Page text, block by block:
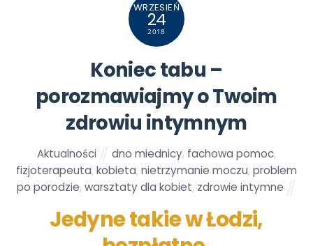
WRZESIEŃ
24
2018
Koniec tabu –
porozmawiajmy o Twoim
zdrowiu intymnym
Aktualności dno miednicy, fachowa pomoc,
fizjoterapeuta, kobieta, nietrzymanie moczu, problem
po porodzie,warsztaty dla kobiet, zdrowie intymne
Jedyne takie w Łodzi,